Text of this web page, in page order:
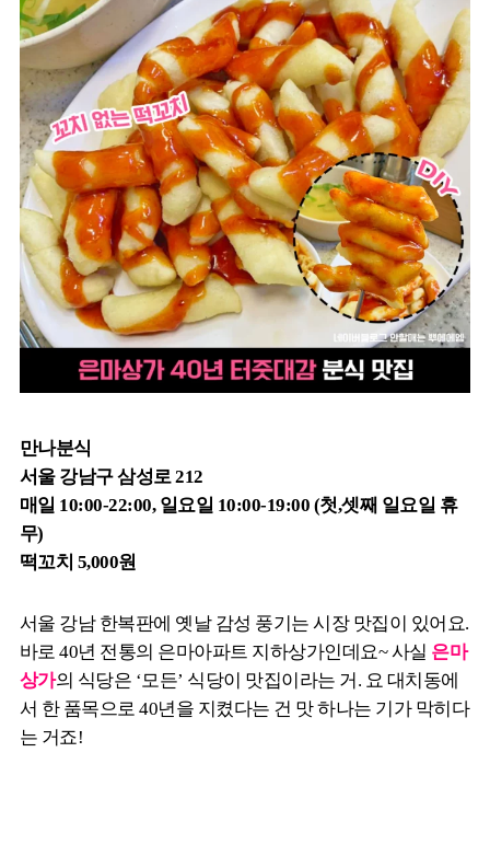
만나분식
서울 강남구 삼성로 212
매일 10:00-22:00, 일요일 10:00-19:00 (첫,셋째 일요일 휴
무)
떡꼬치 5,000원
서울 강남 한복판에 옛날 감성 풍기는 시장 맛집이 있어요.
바로 40년 전통의 은마아파트 지하상가인데요~ 사실 은마
상가의 식당은 ‘모든’ 식당이 맛집이라는 거. 요 대치동에
서 한 품목으로 40년을 지켰다는 건 맛 하나는 기가 막히다
는 거죠!